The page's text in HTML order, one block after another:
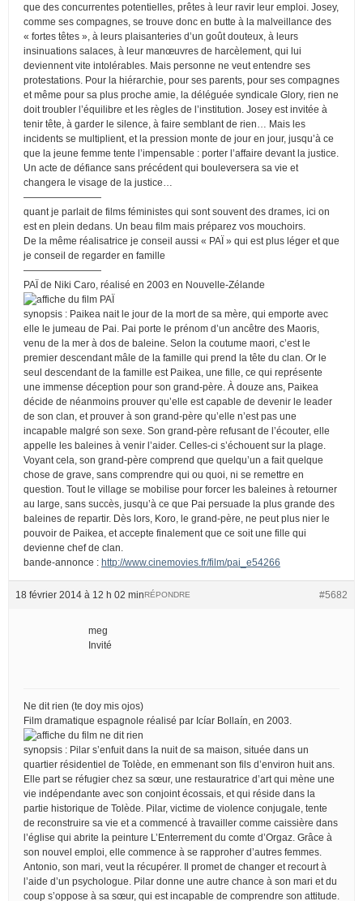
que des concurrentes potentielles, prêtes à leur ravir leur emploi. Josey,
comme ses compagnes, se trouve donc en butte à la malveillance des
« fortes têtes », à leurs plaisanteries d’un goût douteux, à leurs
insinuations salaces, à leur manœuvres de harcèlement, qui lui
deviennent vite intolérables. Mais personne ne veut entendre ses
protestations. Pour la hiérarchie, pour ses parents, pour ses compagnes
et même pour sa plus proche amie, la déléguée syndicale Glory, rien ne
doit troubler l’équilibre et les règles de l’institution. Josey est invitée à
tenir tête, à garder le silence, à faire semblant de rien… Mais les
incidents se multiplient, et la pression monte de jour en jour, jusqu’à ce
que la jeune femme tente l’impensable : porter l’affaire devant la justice.
Un acte de défiance sans précédent qui bouleversera sa vie et
changera le visage de la justice…
————————
quant je parlait de films féministes qui sont souvent des drames, ici on
est en plein dedans. Un beau film mais préparez vos mouchoirs.
De la même réalisatrice je conseil aussi « PAÏ » qui est plus léger et que
je conseil de regarder en famille
————————
PAÏ de Niki Caro, réalisé en 2003 en Nouvelle-Zélande
synopsis : Paikea nait le jour de la mort de sa mère, qui emporte avec
elle le jumeau de Pai. Pai porte le prénom d’un ancêtre des Maoris,
venu de la mer à dos de baleine. Selon la coutume maori, c’est le
premier descendant mâle de la famille qui prend la tête du clan. Or le
seul descendant de la famille est Paikea, une fille, ce qui représente
une immense déception pour son grand-père. À douze ans, Paikea
décide de néanmoins prouver qu’elle est capable de devenir le leader
de son clan, et prouver à son grand-père qu’elle n’est pas une
incapable malgré son sexe. Son grand-père refusant de l’écouter, elle
appelle les baleines à venir l’aider. Celles-ci s’échouent sur la plage.
Voyant cela, son grand-père comprend que quelqu’un a fait quelque
chose de grave, sans comprendre qui ou quoi, ni se remettre en
question. Tout le village se mobilise pour forcer les baleines à retourner
au large, sans succès, jusqu’à ce que Pai persuade la plus grande des
baleines de repartir. Dès lors, Koro, le grand-père, ne peut plus nier le
pouvoir de Paikea, et accepte finalement que ce soit une fille qui
devienne chef de clan.
bande-annonce : http://www.cinemovies.fr/film/pai_e54266
18 février 2014 à 12 h 02 min #5682
RÉPONDRE
meg
Invité
Ne dit rien (te doy mis ojos)
Film dramatique espagnole réalisé par Icíar Bollaín, en 2003.
synopsis : Pilar s’enfuit dans la nuit de sa maison, située dans un
quartier résidentiel de Tolède, en emmenant son fils d’environ huit ans.
Elle part se réfugier chez sa sœur, une restauratrice d’art qui mène une
vie indépendante avec son conjoint écossais, et qui réside dans la
partie historique de Tolède. Pilar, victime de violence conjugale, tente
de reconstruire sa vie et a commencé à travailler comme caissière dans
l’église qui abrite la peinture L’Enterrement du comte d’Orgaz. Grâce à
son nouvel emploi, elle commence à se rapproher d’autres femmes.
Antonio, son mari, veut la récupérer. Il promet de changer et recourt à
l’aide d’un psychologue. Pilar donne une autre chance à son mari et du
coup s’oppose à sa sœur, qui est incapable de comprendre son attitude.